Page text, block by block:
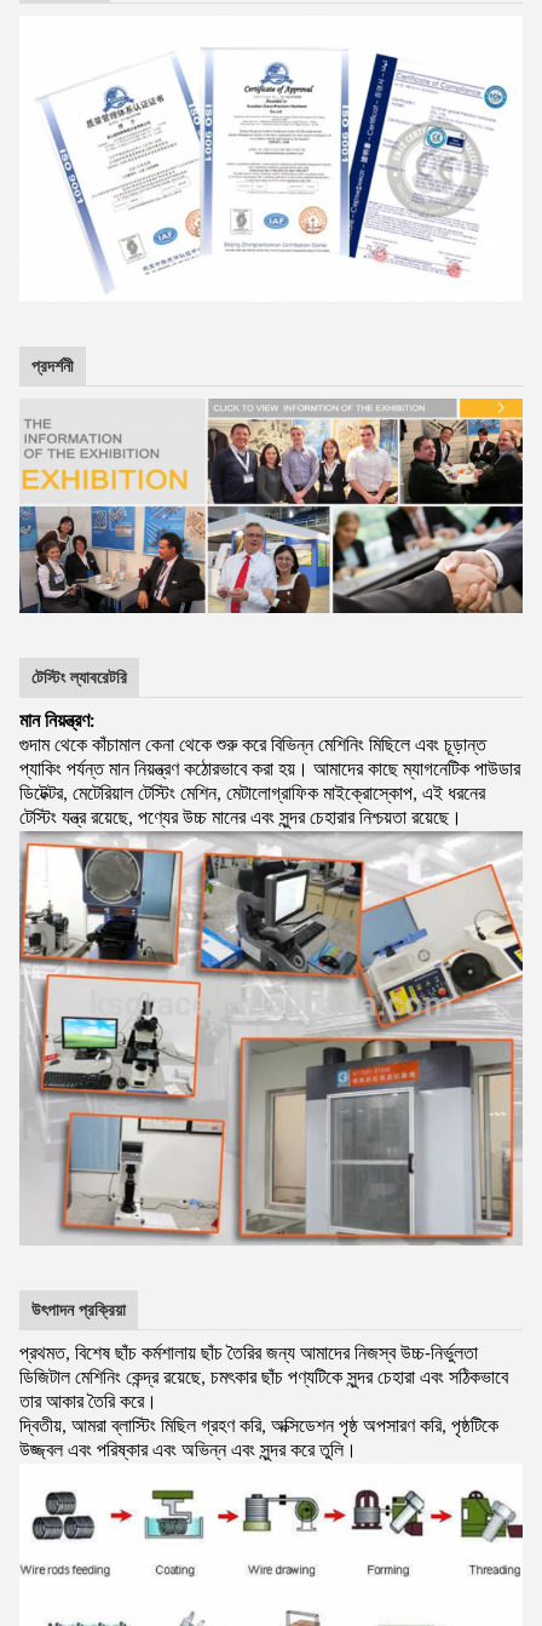
প্রদর্শনী
টেস্টিং ল্যাবরেটরি
মান নিয়ন্ত্রণ:
গুদাম থেকে কাঁচামাল কেনা থেকে শুরু করে বিভিন্ন মেশিনিং মিছিলে এবং চূড়ান্ত
প্যাকিং পর্যন্ত মান নিয়ন্ত্রণ কঠোরভাবে করা হয়। আমাদের কাছে ম্যাগনেটিক পাউডার
ডিটেক্টর, মেটেরিয়াল টেস্টিং মেশিন, মেটালোগ্রাফিক মাইক্রোস্কোপ, এই ধরনের
টেস্টিং যন্ত্র রয়েছে, পণ্যের উচ্চ মানের এবং সুন্দর চেহারার নিশ্চয়তা রয়েছে।
উৎপাদন প্রক্রিয়া
প্রথমত, বিশেষ ছাঁচ কর্মশালায় ছাঁচ তৈরির জন্য আমাদের নিজস্ব উচ্চ-নির্ভুলতা
ডিজিটাল মেশিনিং কেন্দ্র রয়েছে, চমৎকার ছাঁচ পণ্যটিকে সুন্দর চেহারা এবং সঠিকভাবে
তার আকার তৈরি করে।
দ্বিতীয়, আমরা ব্লাস্টিং মিছিল গ্রহণ করি, অক্সিডেশন পৃষ্ঠ অপসারণ করি, পৃষ্ঠটিকে
উজ্জ্বল এবং পরিষ্কার এবং অভিন্ন এবং সুন্দর করে তুলি।